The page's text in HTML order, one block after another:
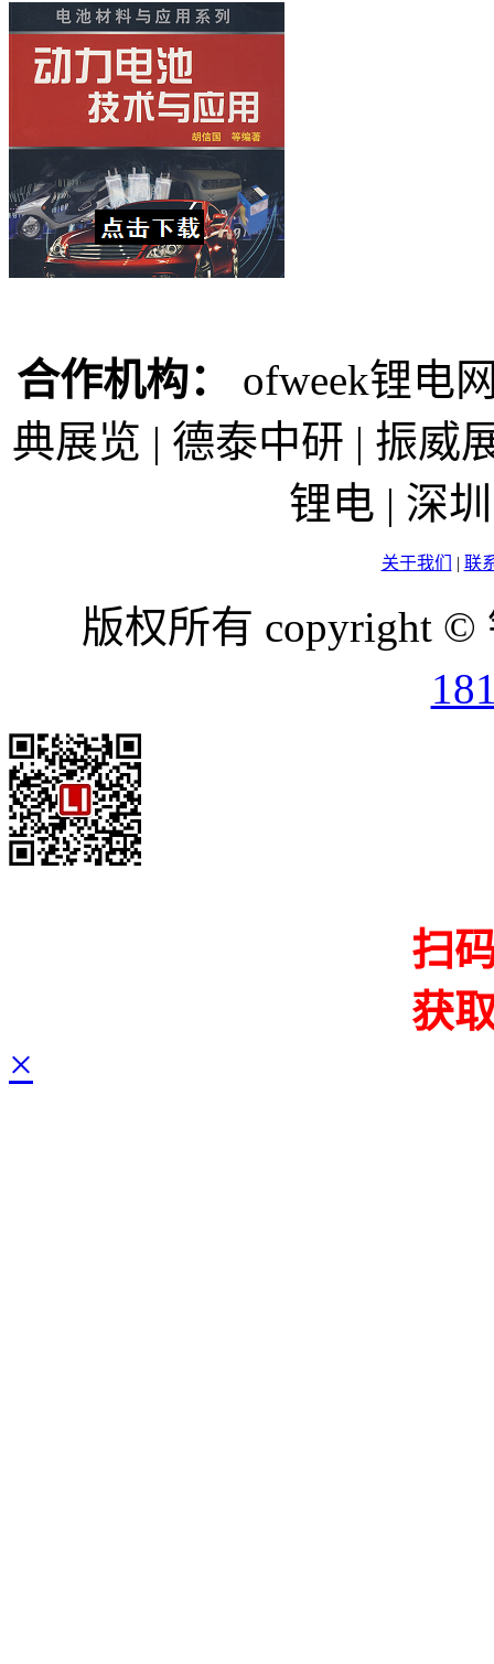
合作机构：
ofweek锂电
典展览 | 德泰中研 | 振威
锂电 | 深
关于我们 | 联
版权所有 copyright
扫
获
×